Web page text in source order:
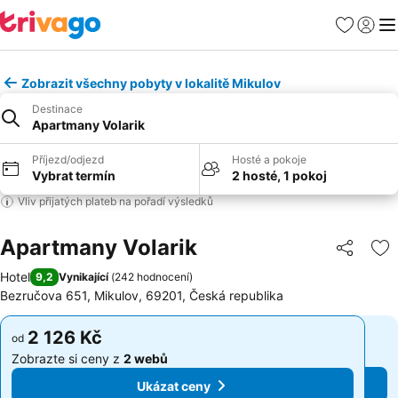
Oblíbené
Zobrazit všechny pobyty v lokalitě Mikulov
Destinace
Apartmany Volarik
Příjezd/odjezd
Vybrat termín
Hosté a pokoje
2 hosté, 1 pokoj
Vliv přijatých plateb na pořadí výsledků
Apartmany Volarik Sdílet
Hotel 9,2 Vynikající (242 hodnocení)
Bezručova 651, Mikulov, 69201, Česká republika
od 2 126 Kč
Zobrazte si ceny z 2 webů
Ukázat ceny
od 2 126 Kč
Zobrazte si ceny z 2 webů
Ukázat ceny